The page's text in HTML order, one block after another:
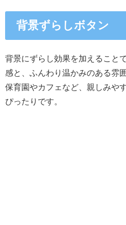
背景ずらしボタン
背景にずらし効果を加えること
感と、ふんわり温かみのある雰
保育園やカフェなど、親しみや
ぴったりです。